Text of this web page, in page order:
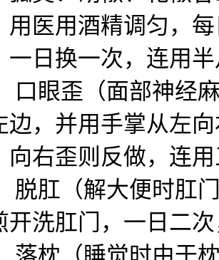
用医用酒精调匀，
一日换一次，连用
口眼歪（面部神经
边，并用手掌从左
向右歪则反做，连
脱肛（解大便时肛
开洗肛门，一日二